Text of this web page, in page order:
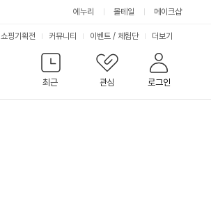
에누리 몰테일 메이크샵
최근
관심 로그인
쇼핑기획전 커뮤니티 이벤트 / 체험단 서
비
스
더보기